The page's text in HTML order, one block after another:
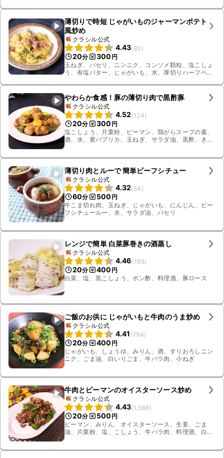
薄切りで時短 じゃがいものジャーマンポテト
風炒め
クラシル公式
4.43(93 )
20分 300 円
玉ねぎ、パセリ、ニンニク、コンソメ顆粒、塩こしょ
う、有塩バター、じゃがいも、水、厚切りハーフベー
やわらか食感！豚の薄切り肉で黒酢豚
クラシル公式
4.52(124)
20分 300 円
塩こしょう、片栗粉、ピーマン、鶏がらスープの素、
酒、水、黄パプリカ、玉ねぎ、サラダ油、黒酢、きび
薄切り肉とルーで 簡単ビーフシチュー
クラシル公式
4.32(54 )
60分 500 円
牛こま切れ肉、玉ねぎ、じゃがいも、にんじん、ビー
フシチュールー、水、サラダ油、パセリ
レンジで簡単 白菜豚巻きの酒蒸し
クラシル公式
4.46(795)
20分 400 円
白菜、塩、黒こしょう、ポン酢、料理酒、豚ロース
ご飯のお供に じゃがいもと牛肉のうま炒め
クラシル公式
4.41(794)
20分 400 円
じゃがいも、しょうゆ、みりん、酒、すりおろしニン
ニク、ごま油、白いりごま、牛バラ肉、小ねぎ
牛肉とピーマンのオイスターソース炒め
クラシル公式
4.43(1,088)
20分 500 円
ピーマン、みりん、オイスターソース、生姜、ごま
油、片栗粉、塩、こしょう、牛バラ肉、料理酒、白い